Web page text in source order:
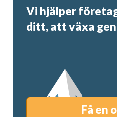
Vi hjälper
ditt, att växa
Få en